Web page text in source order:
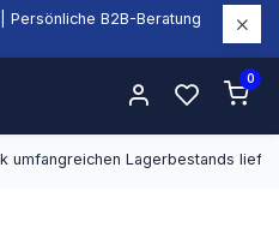
Persönliche B2B-Beratung
0
umfangreichen Lagerbestands